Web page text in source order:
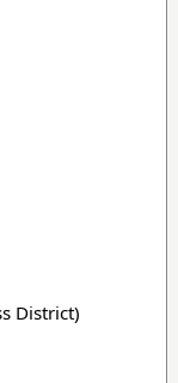
District)